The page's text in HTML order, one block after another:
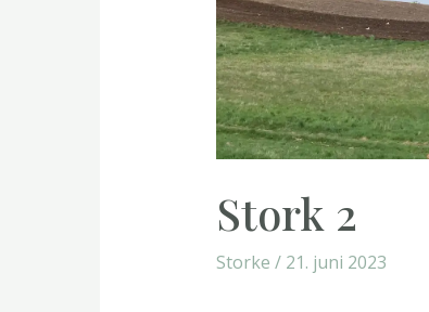
Stork 2
Storke / 21. juni 2023